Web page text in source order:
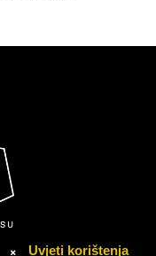
Uvjeti korištenja